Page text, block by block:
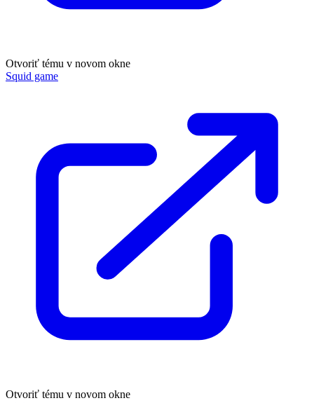
Otvoriť tému v novom okne
Squid game
Otvoriť tému v novom okne